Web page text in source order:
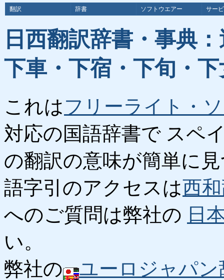
翻訳 辞書 ソフトウエアー サー
日西翻訳辞書・事典
下車・下宿・下旬・
これはフリーライト・
対応の国語辞書で スペ
の翻訳の意味が簡単に
語字引のアクセスは西
へのご質問は弊社の 日
い。
弊社の
ユーロジャパン